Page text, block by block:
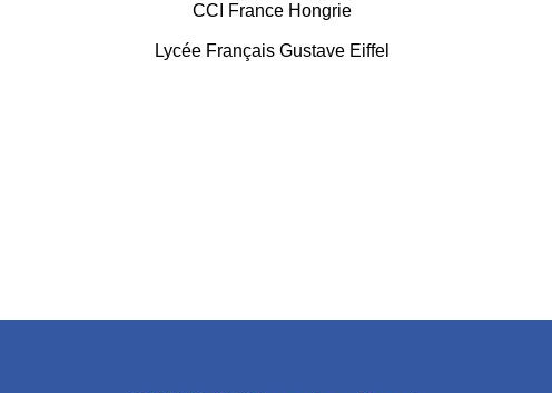
CCI France Hongrie
Lycée Français Gustave Eiffel